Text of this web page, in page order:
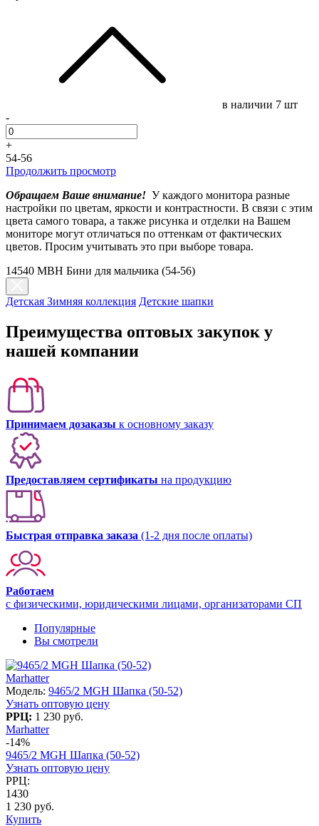
в наличии 7 шт
-
+
54-56
Продолжить просмотр
Обращаем Ваше внимание! У каждого монитора разные
настройки по цветам, яркости и контрастности. В связи с этим
цвета самого товара, а также рисунка и отделки на Вашем
мониторе могут отличаться по оттенкам от фактических
цветов. Просим учитывать это при выборе товара.
14540 MBH Бини для мальчика (54-56)
Детская Зимняя коллекция Детские шапки
Преимущества оптовых закупок у
нашей компании
Принимаем дозаказы к основному заказу
Предоставляем сертификаты на продукцию
Быстрая отправка заказа (1-2 дня после оплаты)
Работаем
с физическими, юридическими лицами, организаторами СП
Популярные
Вы смотрели
Marhatter
Модель: 9465/2 MGH Шапка (50-52)
Узнать оптовую цену
РРЦ: 1 230 руб.
Marhatter
-14%
9465/2 MGH Шапка (50-52)
Узнать оптовую цену
РРЦ:
1430
1 230 руб.
Купить